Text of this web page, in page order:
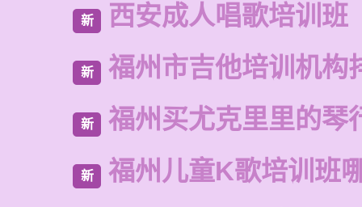
新 西安成人唱歌培训班
新 福州市吉他培训机构
新 福州买尤克里里的琴
新 福州儿童K歌培训班